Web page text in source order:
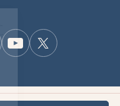
o seu funcionamento
por
Twitter
YouTube